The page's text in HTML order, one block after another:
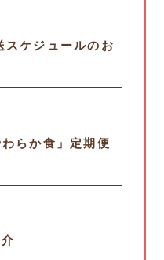
ケジュールのお
らか食」定期便